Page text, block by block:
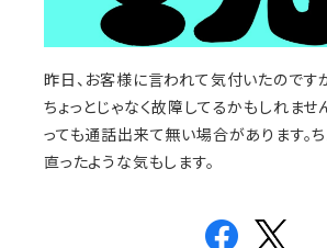
昨日、お客様に言われて気付いたのです
ちょっとじゃなく故障してるかもしれませ
っても通話出来て無い場合があります。ち
直ったような気もします。